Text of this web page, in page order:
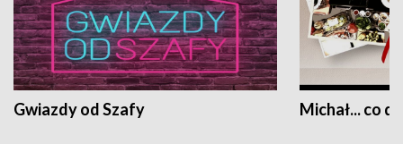
Gwiazdy od Szafy Michał... co